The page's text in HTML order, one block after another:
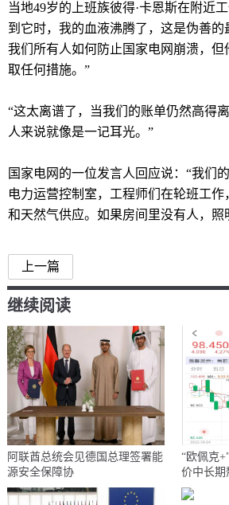
当地49岁的上班族彼得·卡恩斯在附近
到它时，我的血液沸腾了，这是伪善
我们所有人如何防止国家电网崩溃，但
取任何措施。”
“这太离谱了，当我们的账单仍然高得
人来说就像是一记耳光。”
国家电网的一位发言人回应说：“我们
电力运营控制室，工程师们在轮班工
和天然气供应。如果房间里没有人，照
上一篇
继续阅读
阿联酋总统会见德国总理签署能
源安全保障协
“欧佩克
价中长期